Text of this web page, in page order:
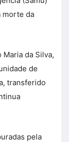
morte da
da Silva,
de
transferido
pela